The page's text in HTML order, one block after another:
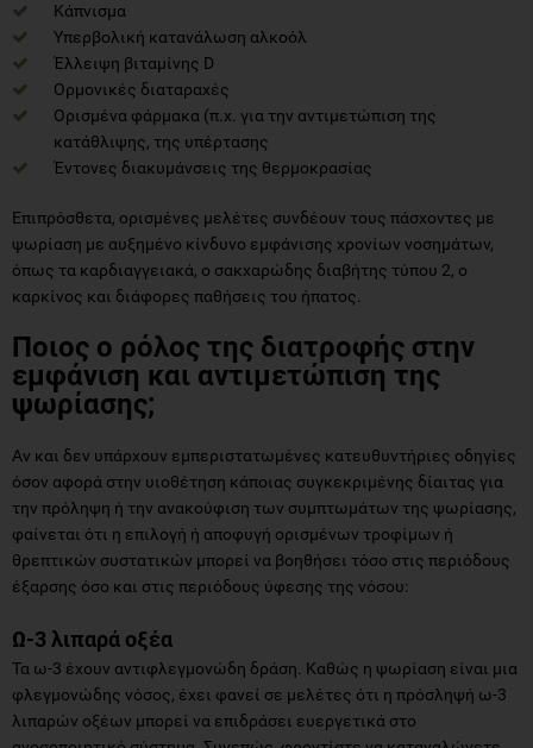
Κάπνισμα
Υπερβολική κατανάλωση αλκοόλ
Έλλειψη βιταμίνης D
Ορμονικές διαταραχές
Ορισμένα φάρμακα (π.χ. για την αντιμετώπιση της
κατάθλιψης, της υπέρτασης
Έντονες διακυμάνσεις της θερμοκρασίας
Επιπρόσθετα, ορισμένες μελέτες συνδέουν τους πάσχοντες με
ψωρίαση με αυξημένο κίνδυνο εμφάνισης χρονίων νοσημάτων,
όπως τα καρδιαγγειακά, ο σακχαρώδης διαβήτης τύπου 2, ο
καρκίνος και διάφορες παθήσεις του ήπατος.
Ποιος ο ρόλος της διατροφής στην
εμφάνιση και αντιμετώπιση της
ψωρίασης;
Αν και δεν υπάρχουν εμπεριστατωμένες κατευθυντήριες οδηγίες
όσον αφορά στην υιοθέτηση κάποιας συγκεκριμένης δίαιτας για
την πρόληψη ή την ανακούφιση των συμπτωμάτων της ψωρίασης,
φαίνεται ότι η επιλογή ή αποφυγή ορισμένων τροφίμων ή
θρεπτικών συστατικών μπορεί να βοηθήσει τόσο στις περιόδους
έξαρσης όσο και στις περιόδους ύφεσης της νόσου:
Ω-3 λιπαρά οξέα
Τα ω-3 έχουν αντιφλεγμονώδη δράση. Καθώς η ψωρίαση είναι μια
φλεγμονώδης νόσος, έχει φανεί σε μελέτες ότι η πρόσληψή ω-3
λιπαρών οξέων μπορεί να επιδράσει ευεργετικά στο